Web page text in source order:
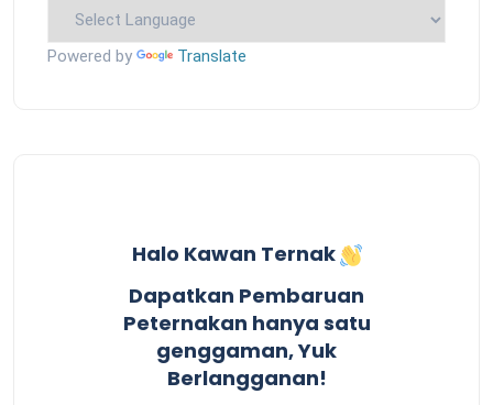
Powered by Translate
Halo Kawan Ternak
Dapatkan Pembaruan
Peternakan hanya satu
genggaman, Yuk
Berlangganan!